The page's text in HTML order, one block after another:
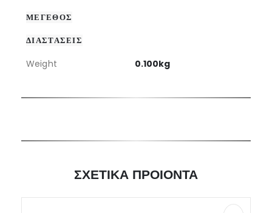
ΜΕΓΕΘΟΣ
ΔΙΑΣΤΑΣΕΙΣ
Weight 0.100kg
ΣΧΕΤΙΚΑ ΠΡΟΙΟΝΤΑ